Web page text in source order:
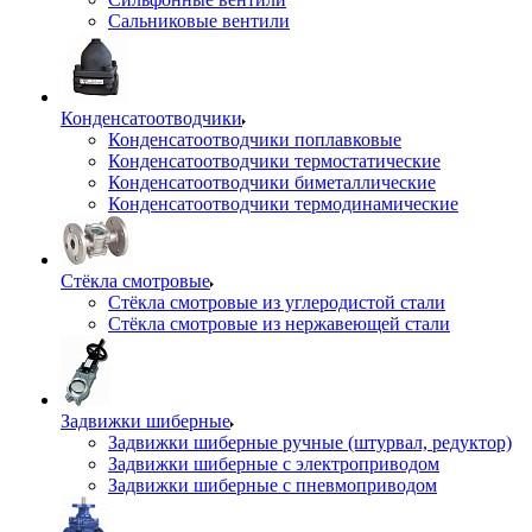
Сальниковые вентили
Конденсатоотводчики
Конденсатоотводчики поплавковые
Конденсатоотводчики термостатические
Конденсатоотводчики биметаллические
Конденсатоотводчики термодинамические
Стёкла смотровые
Стёкла смотровые из углеродистой стали
Стёкла смотровые из нержавеющей стали
Задвижки шиберные
Задвижки шиберные ручные (штурвал, редуктор)
Задвижки шиберные с электроприводом
Задвижки шиберные с пневмоприводом